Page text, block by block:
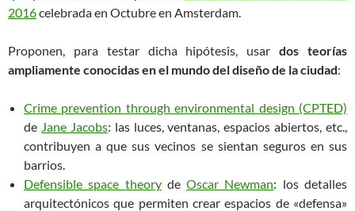
2016celebrada en Octubre en Amsterdam.
Proponen, para testar dicha hipótesis, usardos teorías
ampliamente conocidas en el mundo del diseñode la ciudad:
Crime prevention through environmental design (CPTED)
de Jane Jacobs: las luces, ventanas, espacios abiertos, etc.,
contribuyen a que sus vecinos se sientan seguros en sus
barrios.
Defensible space theorydeOscar Newman: los detalles
arquitectónicos que permiten crear espacios de «defensa»